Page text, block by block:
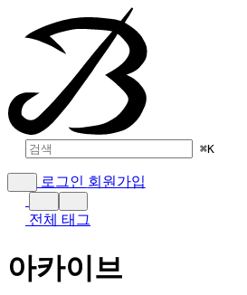
⌘K
로그인 회원가입
전체 태그
아카이브